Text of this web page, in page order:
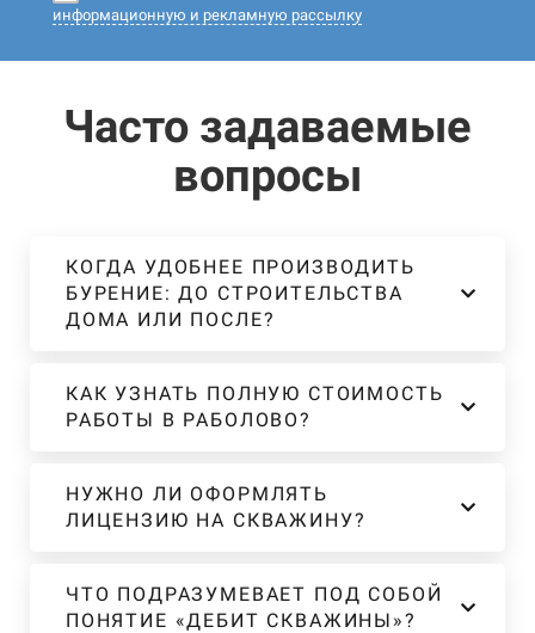
информационную и рекламную рассылку
Часто задаваемые
вопросы
КОГДА УДОБНЕЕ ПРОИЗВОДИТЬ
БУРЕНИЕ: ДО СТРОИТЕЛЬСТВА
ДОМА ИЛИ ПОСЛЕ?
КАК УЗНАТЬ ПОЛНУЮ СТОИМОСТЬ
РАБОТЫ В РАБОЛОВО?
НУЖНО ЛИ ОФОРМЛЯТЬ
ЛИЦЕНЗИЮ НА СКВАЖИНУ?
ЧТО ПОДРАЗУМЕВАЕТ ПОД СОБОЙ
ПОНЯТИЕ «ДЕБИТ СКВАЖИНЫ»?